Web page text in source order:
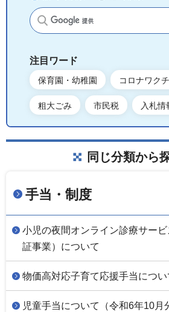
サイト内検索
注目ワード
保育園・幼稚園 コロナワク
粗大ごみ 市民税 入札情
同じ分類から
手当・制度
小児の夜間オンライン診療サー
証事業）について
物価高対応子育て応援手当につい
児童手当について（令和6年10月